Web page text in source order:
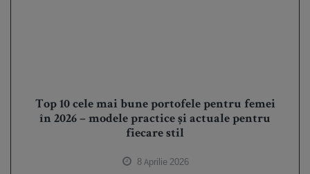
Top 10 cele mai bune portofele pentru femei
în 2026 – modele practice și actuale pentru
fiecare stil
8 Aprilie 2026